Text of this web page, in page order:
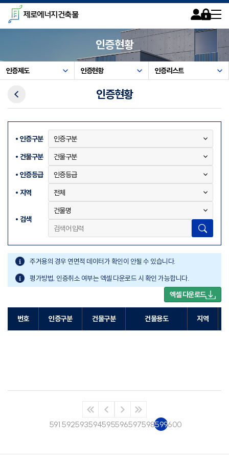
본문으로 가기
주메뉴로 가기
카피라이트로 가기
제로에너지건축물 회원가입
로그인
인증현황
인증제도 인증현황 인증리스트
인증현황
이전메뉴
인증구분
건물구분
인증등급
지역
검색 검색
주거용의 경우 연면적 데이터가 확인이 안될 수 있습니다.
평가방법, 인증취소 여부는 엑셀 다운로드 시 확인 가능합니다.
엑셀 다운로드
번호 인증구분 건물구분 건물용도 지역
591 592593594595596597598599600